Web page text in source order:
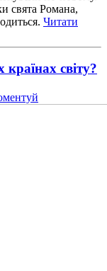
свята Романа,
Читати
світу?